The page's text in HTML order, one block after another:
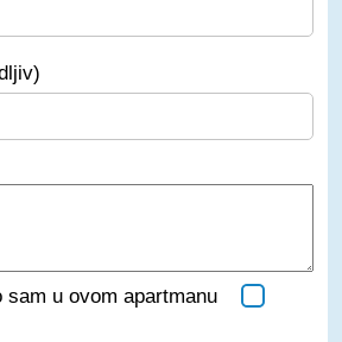
sam u ovom apartmanu